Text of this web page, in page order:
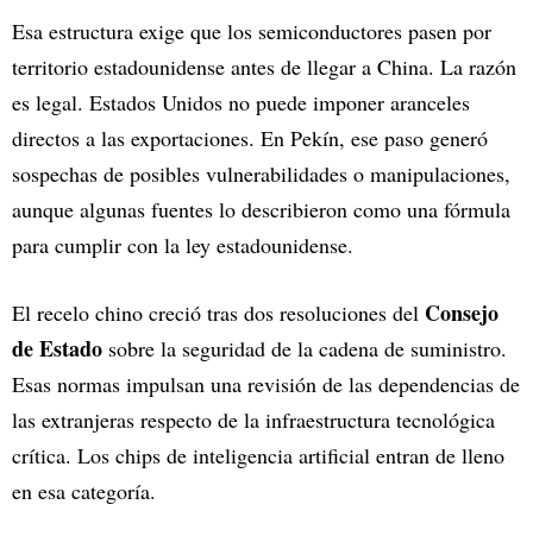
Esa estructura exige que los semiconductores pasen por
territorio estadounidense antes de llegar a China. La razón
es legal. Estados Unidos no puede imponer aranceles
directos a las exportaciones. En Pekín, ese paso generó
sospechas de posibles vulnerabilidades o manipulaciones,
aunque algunas fuentes lo describieron como una fórmula
para cumplir con la ley estadounidense.
El recelo chino creció tras dos resoluciones del Consejo
de Estado sobre la seguridad de la cadena de suministro.
Esas normas impulsan una revisión de las dependencias de
las extranjeras respecto de la infraestructura tecnológica
crítica. Los chips de inteligencia artificial entran de lleno
en esa categoría.